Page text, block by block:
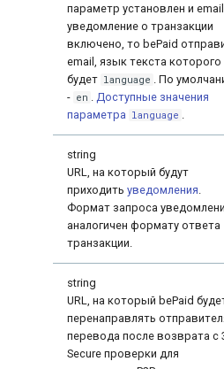
параметр установлен и email
уведомление о транзакции
включено, то bePaid
email, язык текста которого
будет language
. По
- en
Доступные значения
параметра language
string
URL, на который будут
приходить уведомления
Формат запроса
аналогичен формату ответа
транзакции.
string
URL, на который bePaid
перенаправлять
перевода после возврата с
Secure проверки для